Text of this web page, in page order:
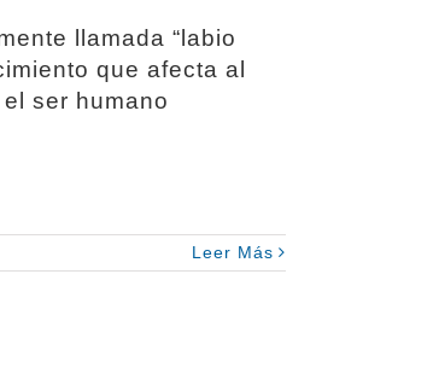
llamada “labio
que afecta al
ser humano
Leer Más